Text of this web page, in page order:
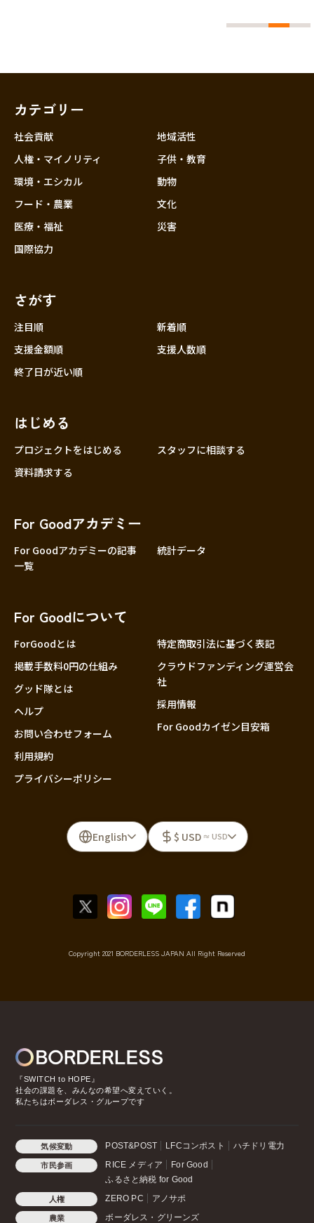
カテゴリー
社会貢献
人権・マイノリティ
環境・エシカル
フード・農業
医療・福祉
国際協力
地域活性
子供・教育
動物
文化
災害
さがす
注目順
新着順
支援金額順
支援人数順
終了日が近い順
はじめる
プロジェクトをはじめる
スタッフに相談する
資料請求する
For Goodアカデミー
For Goodアカデミーの記事
一覧
統計データ
For Goodについて
ForGoodとは
掲載手数料0円の仕組み
グッド隊とは
ヘルプ
お問い合わせフォーム
利用規約
プライバシーポリシー
特定商取引法に基づく表記
クラウドファンディング運営会
社
採用情報
For Goodカイゼン目安箱
English $ USD ≈ USD
Copyright 2021 BORDERLESS JAPAN All Right Reserved
『SWITCH to HOPE』
社会の課題を、みんなの希望へ変えていく。
私たちはボーダレス・グループです
気候変動 POST&POST LFCコンポスト ハチドリ電力
市民参画 RICE メディア
For Good
ふるさと納税 for Good
人権 ZERO PC アノサポ
農業 ボーダレス・グリーンズ